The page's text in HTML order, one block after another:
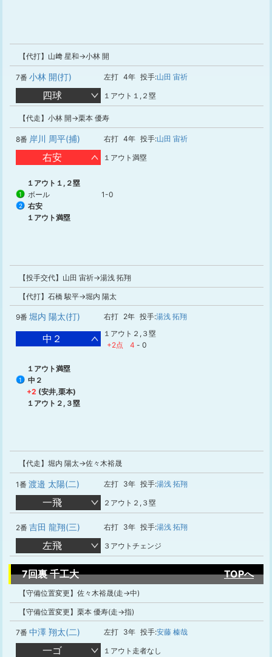
【代打】山﨑 星和→小林 開
7番 小林 開(打) 左打 4年 投手:山田 宙祈
四球 １アウト１,２塁
【代走】小林 開→栗本 優寿
8番 岸川 周平(捕) 右打 4年 投手:山田 宙祈
右安 １アウト満塁
１アウト１,２塁
1 ボール 1-0
2
右安
１アウト満塁
【投手交代】山田 宙祈→湯浅 拓翔
【代打】石橋 駿平→堀内 陽太
9番 堀内 陽太(打) 右打 2年 投手:湯浅 拓翔
中２
１アウト２,３塁
+2点
4 - 0
１アウト満塁
1
中２
+2 (安井,栗本)
１アウト２,３塁
【代走】堀内 陽太→佐々木裕晟
1番 渡邉 太陽(二) 左打 3年 投手:湯浅 拓翔
一飛 ２アウト２,３塁
2番 吉田 龍翔(三) 右打 3年 投手:湯浅 拓翔
左飛 ３アウトチェンジ
7回裏 千工大 TOPへ
【守備位置変更】佐々木裕晟(走→中)
【守備位置変更】栗本 優寿(走→指)
7番 中澤 翔太(二) 左打 3年 投手:安藤 榛哉
一ゴ １アウト走者なし